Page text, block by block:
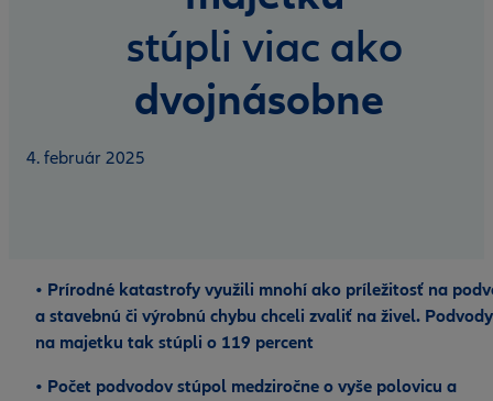
stúpli viac ako
dvojnásobne
4. február 2025
• Prírodné katastrofy využili mnohí ako príležitosť na
a stavebnú či výrobnú chybu chceli zvaliť na živel. Podvody
na majetku tak stúpli o 119 percent
• Počet podvodov stúpol medziročne o vyše polovicu a